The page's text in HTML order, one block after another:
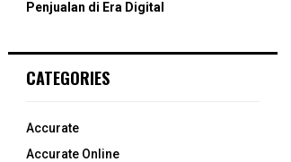
Penjualan di Era Digital
CATEGORIES
Accurate
Accurate Online